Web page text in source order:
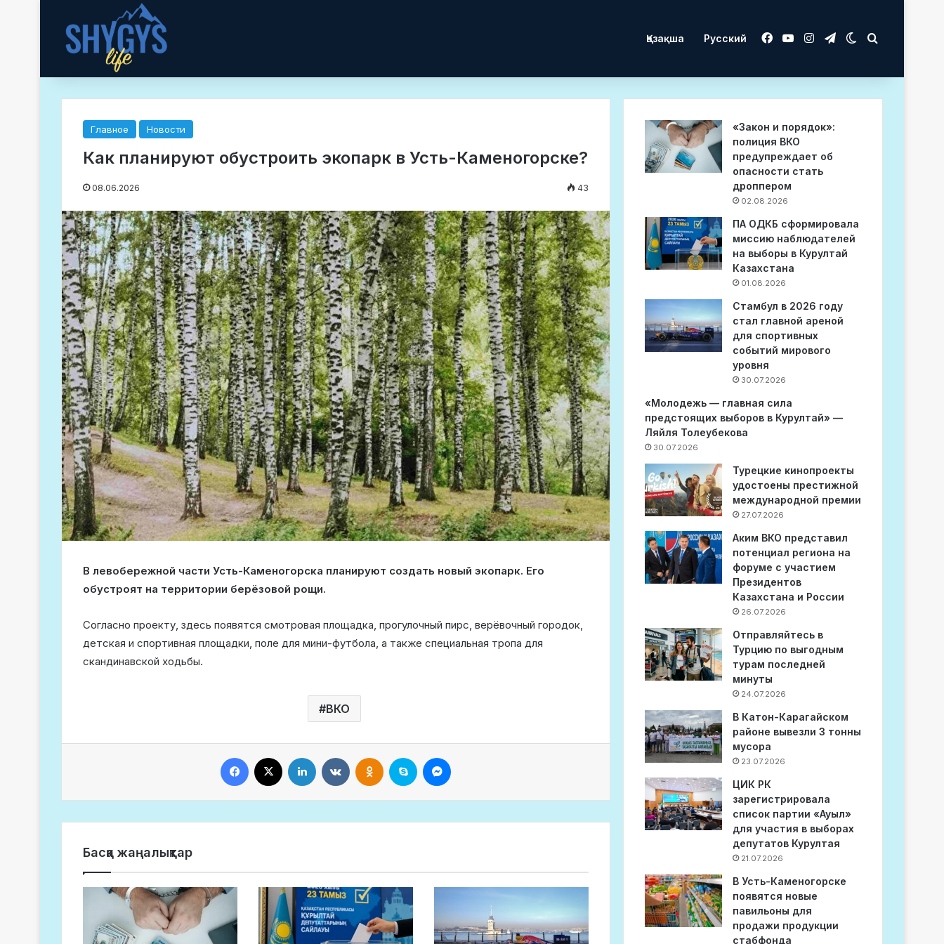
Қазақша Русский Facebook
YouTubeInstagram
TelegramSwitch skin
Главное Новости
Как планируют обустроить экопарк в Усть-Каменогорске?
08.06.2026 43
В левобережной части Усть-Каменогорска планируют создать новый экопарк. Его
обустроят на территории берёзовой рощи.
Согласно проекту, здесь появятся смотровая площадка, прогулочный пирс, верёвочный городок,
детская и спортивная площадки, поле для мини-футбола, а также специальная тропа для
скандинавской ходьбы.
ВКО
Facebook LinkedIn VKontakteOdnoklassniki
Skype
Басқа жаңалықтар
«Закон и порядок»:
полиция ВКО
предупреждает об
опасности стать
дроппером
02.08.2026
ПА ОДКБ сформировала
миссию наблюдателей
на выборы в Курултай
Казахстана
01.08.2026
Стамбул в 2026 году
стал главной ареной
для спортивных
событий мирового
уровня
30.07.2026
«Молодежь — главная сила
предстоящих выборов в Курултай» —
Ляйля Толеубекова
30.07.2026
Турецкие кинопроекты
удостоены престижной
международной премии
27.07.2026
Аким ВКО представил
потенциал региона на
форуме с участием
Президентов
Казахстана и России
26.07.2026
Отправляйтесь в
Турцию по выгодным
турам последней
минуты
24.07.2026
В Катон-Карагайском
районе вывезли 3 тонны
мусора
23.07.2026
ЦИК РК
зарегистрировала
список партии «Ауыл»
для участия в выборах
депутатов Курултая
21.07.2026
В Усть-Каменогорске
появятся новые
павильоны для
продажи продукции
стабфонда